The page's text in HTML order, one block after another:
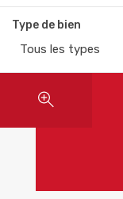
Type de bien
Tous les types